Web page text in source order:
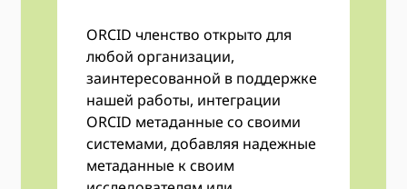
ORCID членство открыто для
любой организации,
заинтересованной в поддержке
нашей работы, интеграции
ORCID метаданные со своими
системами, добавляя надежные
метаданные к своим